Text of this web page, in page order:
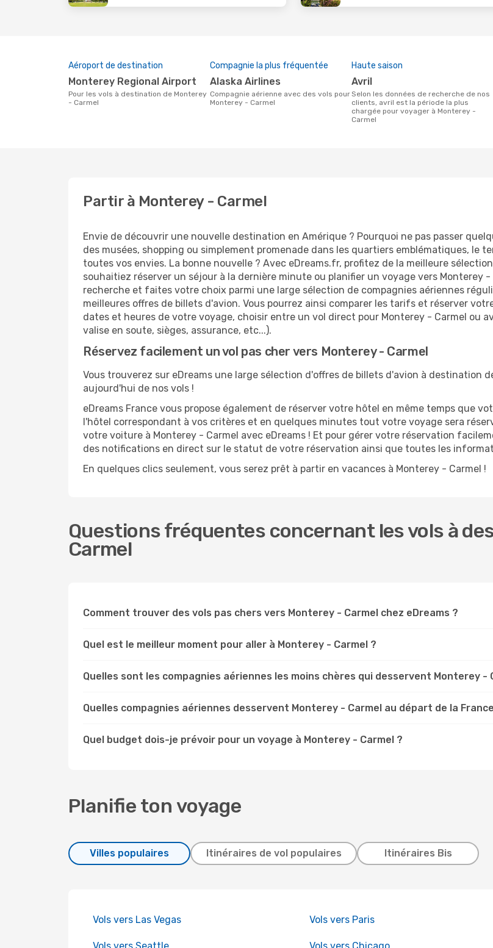
Aéroport de destination
Monterey Regional Airport
Pour les vols à destination de Monterey
- Carmel
Compagnie la plus fréquentée
Alaska Airlines
Compagnie aérienne avec des vols pour
Monterey - Carmel
Haute saison
avril
Selon les données de recherche de nos
clients, avril est la période la plus
chargée pour voyager à Monterey -
Carmel
Partir à Monterey - Carmel
Envie de découvrir une nouvelle destination en Amérique ? Pourquoi ne pas passer
des musées, shopping ou simplement promenade dans les quartiers emblématiques, le
toutes vos envies. La bonne nouvelle ? Avec eDreams.fr, profitez de la meilleure
souhaitiez réserver un séjour à la dernière minute ou planifier un voyage vers Monterey
recherche et faites votre choix parmi une large sélection de compagnies aériennes
meilleures offres de billets d'avion. Vous pourrez ainsi comparer les tarifs et réserver
dates et heures de votre voyage, choisir entre un vol direct pour Monterey - Carmel ou
valise en soute, sièges, assurance, etc...).
Réservez facilement un vol pas cher vers Monterey - Carmel
Vous trouverez sur eDreams une large sélection d'offres de billets d'avion à destination
aujourd'hui de nos vols !
eDreams France vous propose également de réserver votre hôtel en même temps que
l'hôtel correspondant à vos critères et en quelques minutes tout votre voyage sera
votre voiture à Monterey - Carmel avec eDreams ! Et pour gérer votre réservation
des notifications en direct sur le statut de votre réservation ainsi que toutes les
En quelques clics seulement, vous serez prêt à partir en vacances à Monterey - Carmel !
Questions fréquentes concernant les vols à
Carmel
Comment trouver des vols pas chers vers Monterey - Carmel chez eDreams ?
Quel est le meilleur moment pour aller à Monterey - Carmel ?
Quelles sont les compagnies aériennes les moins chères qui desservent Monterey -
Quelles compagnies aériennes desservent Monterey - Carmel au départ de la
Quel budget dois-je prévoir pour un voyage à Monterey - Carmel ?
Planifie ton voyage
Villes populaires Itinéraires de vol populaires Itinéraires Bis
Vols vers Las Vegas Vols vers Paris